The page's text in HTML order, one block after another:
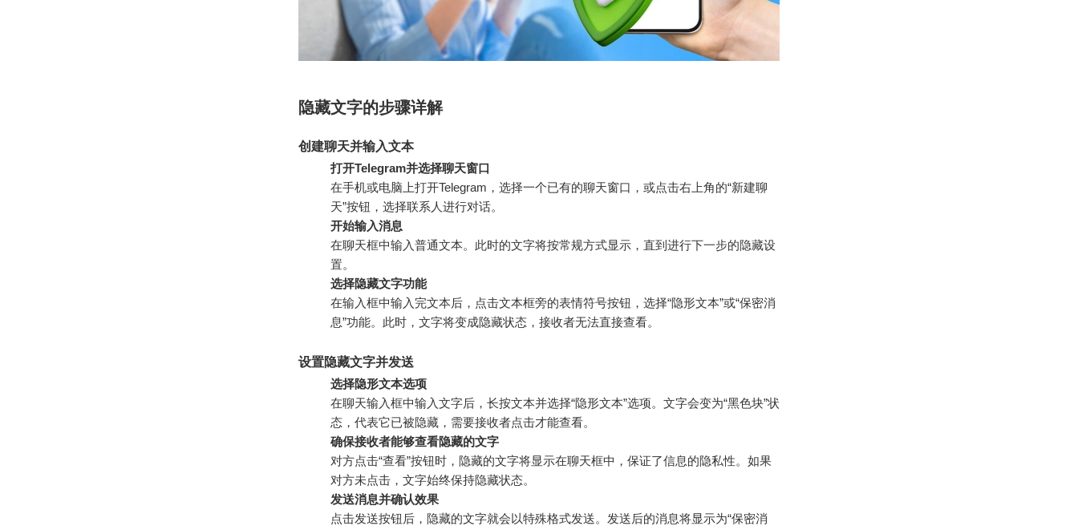
隐藏文字的步骤详解
创建聊天并输入文本
打开Telegram并选择聊天窗口
在手机或电脑上打开Telegram，选择一个已有的聊天窗口，或点击右上角的“新建聊
天”按钮，选择联系人进行对话。
开始输入消息
在聊天框中输入普通文本。此时的文字将按常规方式显示，直到进行下一步的隐藏设
置。
选择隐藏文字功能
在输入框中输入完文本后，点击文本框旁的表情符号按钮，选择“隐形文本”或“保密消
息”功能。此时，文字将变成隐藏状态，接收者无法直接查看。
设置隐藏文字并发送
选择隐形文本选项
在聊天输入框中输入文字后，长按文本并选择“隐形文本”选项。文字会变为“黑色块”状
态，代表它已被隐藏，需要接收者点击才能查看。
确保接收者能够查看隐藏的文字
对方点击“查看”按钮时，隐藏的文字将显示在聊天框中，保证了信息的隐私性。如果
对方未点击，文字始终保持隐藏状态。
发送消息并确认效果
点击发送按钮后，隐藏的文字就会以特殊格式发送。发送后的消息将显示为“保密消